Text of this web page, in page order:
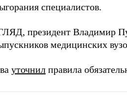
специалистов.
президент Владимир
медицинских
уточнил правила